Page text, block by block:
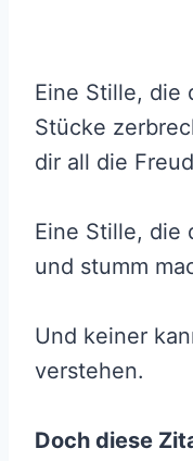
Eine Stille, die
Stücke
dir all die
Eine Stille, die
und stumm
Und keiner
verstehen.
Doch diese